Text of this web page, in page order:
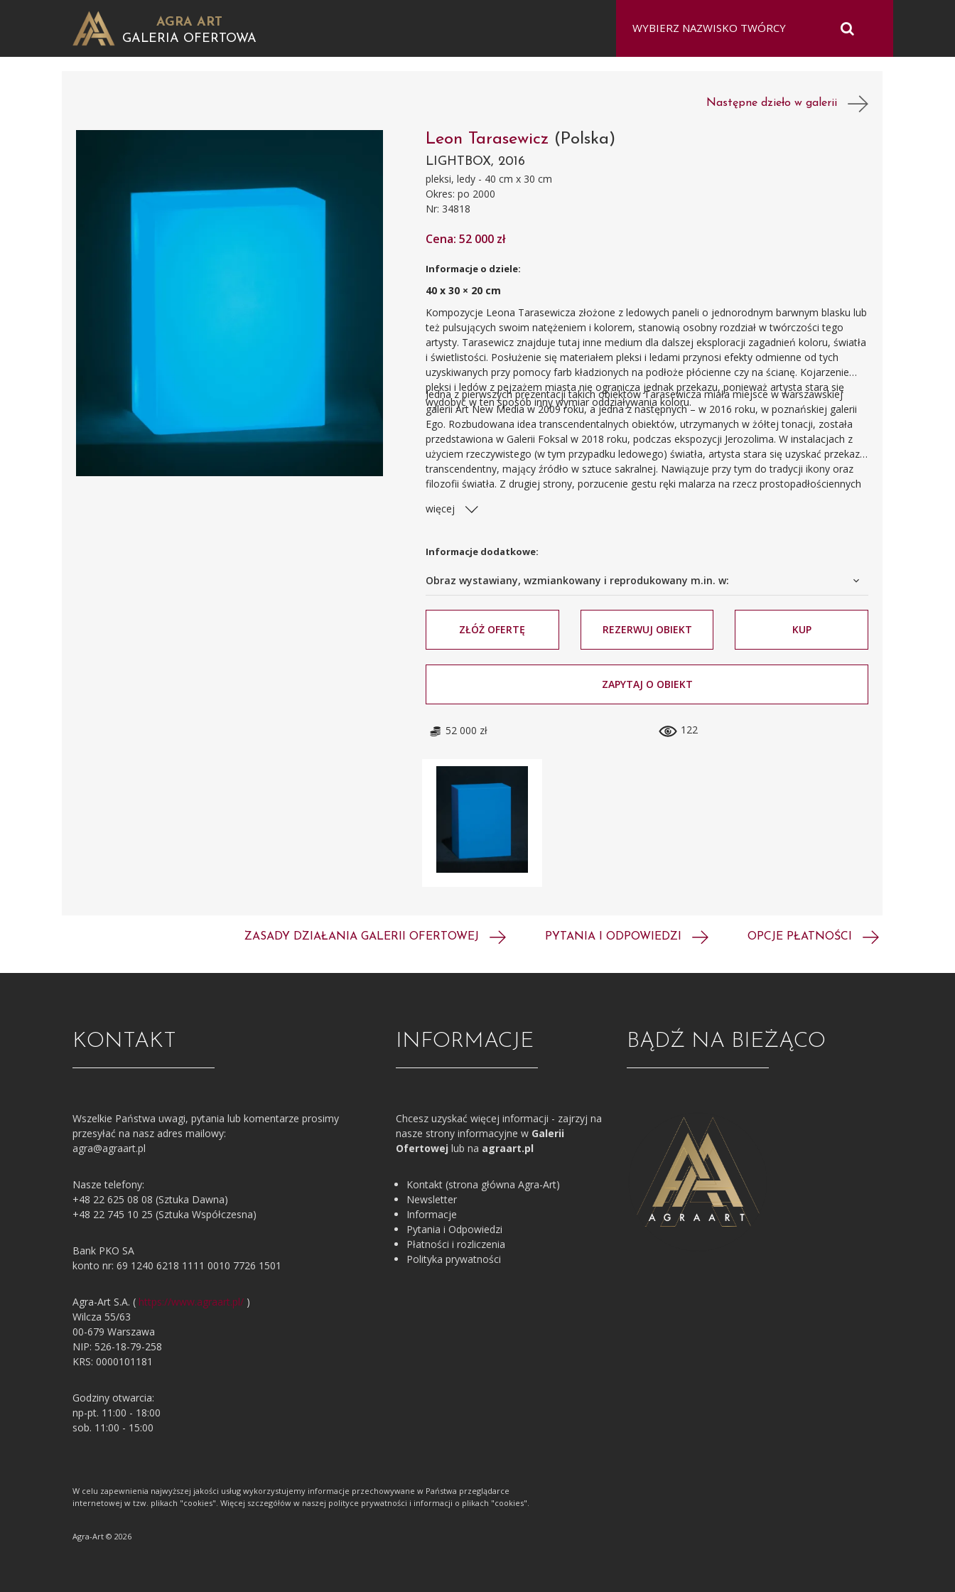
AGRA ART
GALERIA OFERTOWA
Następne dzieło w galerii
Leon Tarasewicz (Polska)
LIGHTBOX, 2016
pleksi, ledy - 40 cm x 30 cm
Okres: po 2000
Nr: 34818
Cena: 52 000 zł
Informacje o dziele:
40 x 30 × 20 cm
Kompozycje Leona Tarasewicza złożone z ledowych paneli o jednorodnym barwnym blasku lub
też pulsujących swoim natężeniem i kolorem, stanowią osobny rozdział w twórczości tego
artysty. Tarasewicz znajduje tutaj inne medium dla dalszej eksploracji zagadnień koloru, światła
i świetlistości. Posłużenie się materiałem pleksi i ledami przynosi efekty odmienne od tych
uzyskiwanych przy pomocy farb kładzionych na podłoże płócienne czy na ścianę. Kojarzenie
pleksi i ledów z pejzażem miasta nie ogranicza jednak przekazu, ponieważ artysta stara się
wydobyć w ten sposób inny wymiar oddziaływania koloru.
Jedna z pierwszych prezentacji takich obiektów Tarasewicza miała miejsce w warszawskiej
galerii Art New Media w 2009 roku, a jedna z następnych – w 2016 roku, w poznańskiej galerii
Ego. Rozbudowana idea transcendentalnych obiektów, utrzymanych w żółtej tonacji, została
przedstawiona w Galerii Foksal w 2018 roku, podczas ekspozycji Jerozolima. W instalacjach z
użyciem rzeczywistego (w tym przypadku ledowego) światła, artysta stara się uzyskać przekaz
transcendentny, mający źródło w sztuce sakralnej. Nawiązuje przy tym do tradycji ikony oraz
filozofii światła. Z drugiej strony, porzucenie gestu ręki malarza na rzecz prostopadłościennych
minimal artu.
więcej
Informacje dodatkowe:
Obraz wystawiany, wzmiankowany i reprodukowany m.in. w:
ZŁÓŻ OFERTĘ REZERWUJ OBIEKT KUP
ZAPYTAJ O OBIEKT
52 000 zł 122
ZASADY DZIAŁANIA GALERII OFERTOWEJ PYTANIA I ODPOWIEDZI OPCJE PŁATNOŚCI
BĄDŹ NA BIEŻĄCO
INFORMACJE
Chcesz uzyskać więcej informacji - zajrzyj na
nasze strony informacyjne w Galerii
Ofertowej lub na agraart.pl
Kontakt (strona główna Agra-Art)
Newsletter
Informacje
Pytania i Odpowiedzi
Płatności i rozliczenia
Polityka prywatności
KONTAKT
Wszelkie Państwa uwagi, pytania lub komentarze prosimy
przesyłać na nasz adres mailowy:
agra@agraart.pl
Nasze telefony:
+48 22 625 08 08 (Sztuka Dawna)
+48 22 745 10 25 (Sztuka Współczesna)
Bank PKO SA
konto nr: 69 1240 6218 1111 0010 7726 1501
Agra-Art S.A. ( https://www.agraart.pl/ )
Wilcza 55/63
00-679 Warszawa
NIP: 526-18-79-258
KRS: 0000101181
Godziny otwarcia:
np-pt. 11:00 - 18:00
sob. 11:00 - 15:00
W celu zapewnienia najwyższej jakości usług wykorzystujemy informacje przechowywane w Państwa przeglądarce
internetowej w tzw. plikach "cookies". Więcej szczegółów w naszej polityce prywatności i informacji o plikach "cookies".
Agra-Art © 2026